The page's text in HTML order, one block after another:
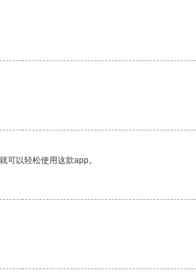
可以轻松使用这款app。